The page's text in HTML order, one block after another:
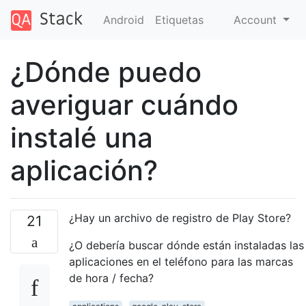
Android Etiquetas Account
¿Dónde puedo
averiguar cuándo
instalé una
aplicación?
21
¿Hay un archivo de registro de Play Store?
¿O debería buscar dónde están instaladas las
aplicaciones en el teléfono para las marcas
de hora / fecha?